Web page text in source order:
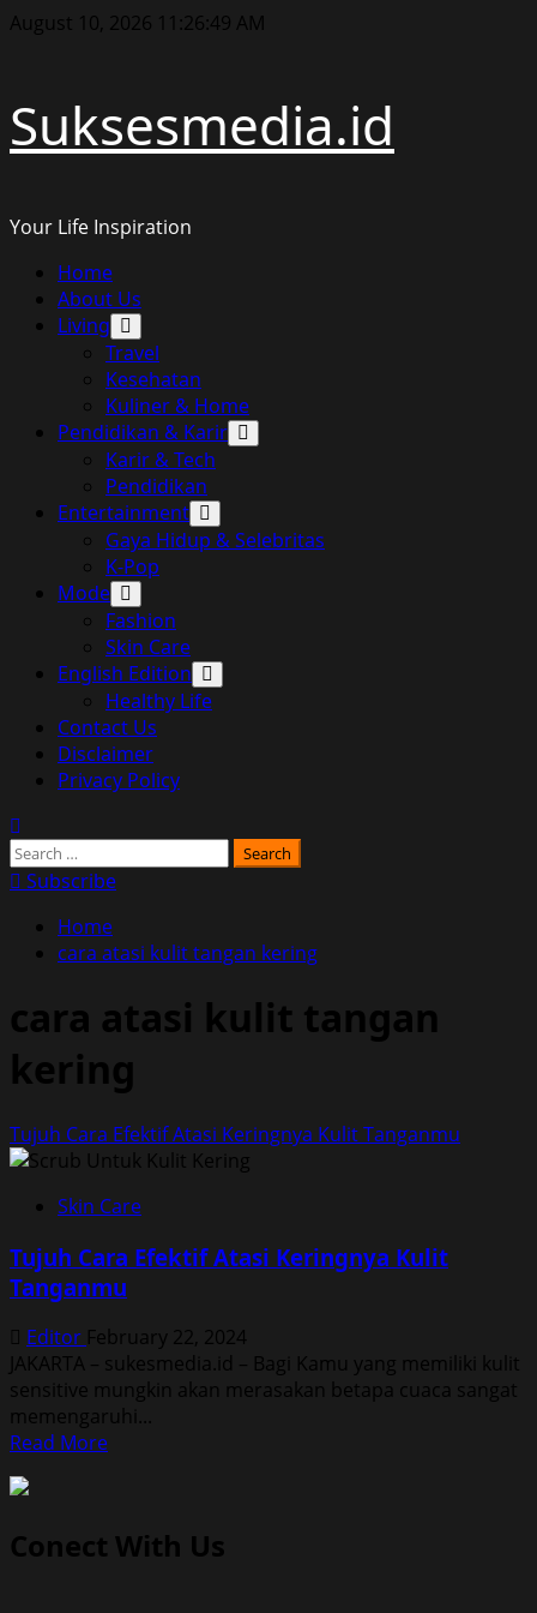
Skip
August 10, 2026 11:26:49 AM
Suksesmedia.id
Your Life Inspiration
Primary
Menu
Home
About Us
Living
Travel
Kesehatan
Kuliner & Home
Pendidikan & Karir
Karir & Tech
Pendidikan
Entertainment
Gaya Hidup & Selebritas
K-Pop
Mode
Fashion
Skin Care
English Edition
Healthy Life
Contact Us
Disclaimer
Privacy Policy
Search
for:Subscribe
Home
cara atasi kulit tangan kering
cara atasi kulit tangan
kering
Tujuh Cara Efektif Atasi Keringnya Kulit Tanganmu
Skin Care
Tujuh Cara Efektif Atasi Keringnya Kulit
Tanganmu
Editor February 22, 2024
JAKARTA – sukesmedia.id – Bagi Kamu yang memiliki kulit
sensitive mungkin akan merasakan betapa cuaca sangat
memengaruhi...
Read MoreRead
Cara
Conect With Us